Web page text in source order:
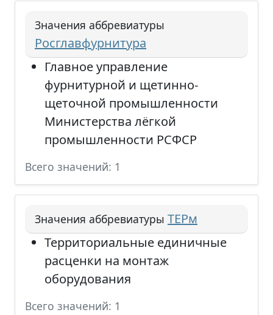
Значения аббревиатуры
Росглавфурнитура
Главное управление
фурнитурной и щетинно-
щеточной промышленности
Министерства лёгкой
промышленности РСФСР
Всего значений: 1
Значения аббревиатуры ТЕРм
Территориальные единичные
расценки на монтаж
оборудования
Всего значений: 1